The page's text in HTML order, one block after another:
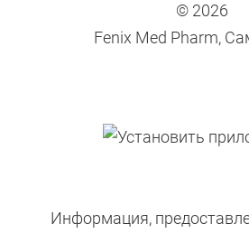
© 2026
Fenix Med Pharm,
Информация,